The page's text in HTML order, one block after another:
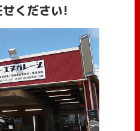
ください!